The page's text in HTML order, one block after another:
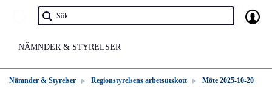
NÄMNDER & STYRELSER
Nämnder & Styrelser Regionstyrelsens arbetsutskott Möte 2025-10-20